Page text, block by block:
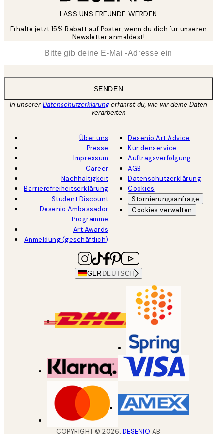
LASS UNS FREUNDE WERDEN
Erhalte jetzt 15% Rabatt auf Poster, wenn du dich für unseren
Newsletter anmeldest!
SENDEN
In unsererDatenschutzerklärungerfährst du, wie wir deine Daten
verarbeiten
Über uns
Presse
Impressum
Career
Nachhaltigkeit
Barrierefreiheitserklärung
Student Discount
Desenio Ambassador
Programme
Art Awards
Anmeldung (geschäftlich)
Desenio Art Advice
Kundenservice
Auftragsverfolgung
AGB
Datenschutzerklärung
Cookies
Stornierungsanfrage
Cookies verwalten
GER DEUTSCH
COPYRIGHT ©2026, DESENIO AB